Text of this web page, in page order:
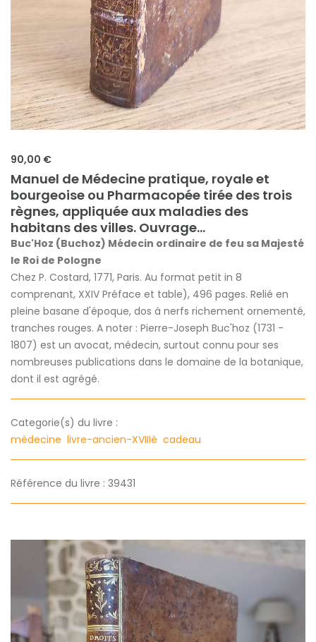
90,00 €
Manuel de Médecine pratique, royale et
bourgeoise ou Pharmacopée tirée des trois
règnes, appliquée aux maladies des
habitans des villes. Ouvrage...
Buc'Hoz (Buchoz) Médecin ordinaire de feu sa Majesté
le Roi de Pologne
Chez P. Costard, 1771, Paris. Au format petit in 8
comprenant, XXIV Préface et table), 496 pages. Relié en
pleine basane d'époque, dos à nerfs richement ornementé,
tranches rouges. A noter : Pierre-Joseph Buc'hoz (1731 -
1807) est un avocat, médecin, surtout connu pour ses
nombreuses publications dans le domaine de la botanique,
dont il est agrégé.
Categorie(s) du livre :
médecine livre-ancien-XVIIIè cadeau
Référence du livre : 39431